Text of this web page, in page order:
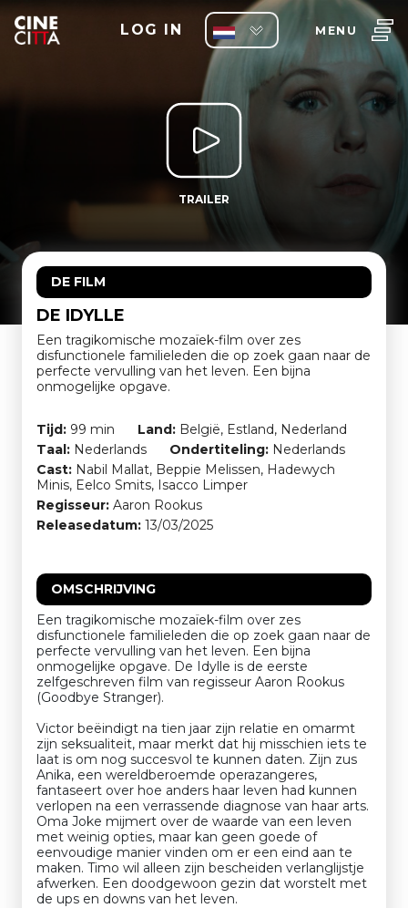
LOG IN MENU
TRAILER
DE FILM
DE IDYLLE
Een tragikomische mozaïek-film over zes
disfunctionele familieleden die op zoek gaan naar de
perfecte vervulling van het leven. Een bijna
onmogelijke opgave.
Tijd: 99 min Land: België, Estland, Nederland
Taal: Nederlands Ondertiteling: Nederlands
Cast: Nabil Mallat, Beppie Melissen, Hadewych
Minis, Eelco Smits, Isacco Limper
Regisseur: Aaron Rookus
Releasedatum: 13/03/2025
OMSCHRIJVING
Een tragikomische mozaïek-film over zes
disfunctionele familieleden die op zoek gaan naar de
perfecte vervulling van het leven. Een bijna
onmogelijke opgave. De Idylle is de eerste
zelfgeschreven film van regisseur Aaron Rookus
(Goodbye Stranger).
Victor beëindigt na tien jaar zijn relatie en omarmt
zijn seksualiteit, maar merkt dat hij misschien iets te
laat is om nog succesvol te kunnen daten. Zijn zus
Anika, een wereldberoemde operazangeres,
fantaseert over hoe anders haar leven had kunnen
verlopen na een verrassende diagnose van haar arts.
Oma Joke mijmert over de waarde van een leven
met weinig opties, maar kan geen goede of
eenvoudige manier vinden om er een eind aan te
maken. Timo wil alleen zijn bescheiden verlanglijstje
afwerken. Een doodgewoon gezin dat worstelt met
de ups en downs van het leven.